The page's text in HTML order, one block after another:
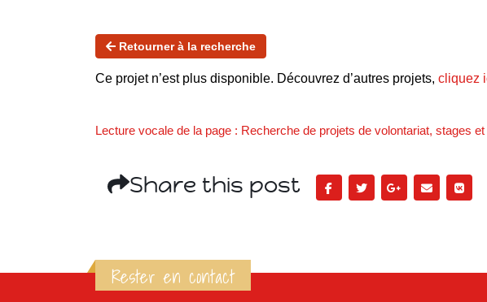
Retourner à la recherche
Ce projet n’est plus disponible. Découvrez d’autres projets, cliquez
Lecture vocale de la page : Recherche de projets de volontariat, stages
Share this post
Rester en contact